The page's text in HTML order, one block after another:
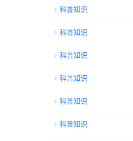
科普知识
科普知识
科普知识
科普知识
科普知识
科普知识